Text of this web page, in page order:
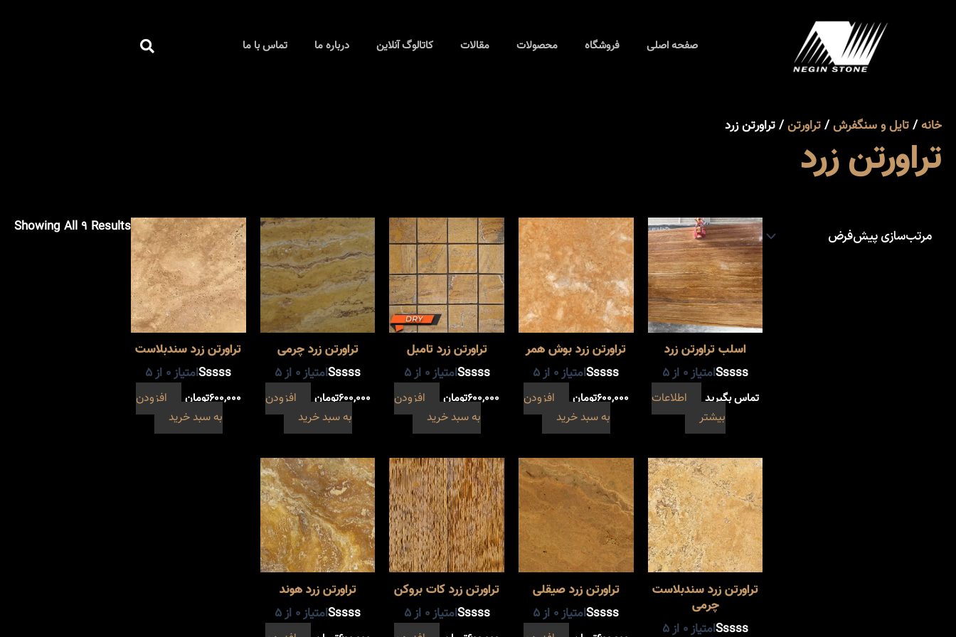
صفحه اصلی فروشگاه محصولات مقالات کاتالوگ آنلاین درباره ما تماس با ما جستجو
کردن
خانه/تایل و سنگفرش/تراورتن/ تراورتن زرد
تراورتن زرد
Showing All 9 Results
اسلب تراورتن زرد
امتیاز0 از 5
تماس بگیرید
اطلاعات
بیشتر
تراورتن زرد بوش همر
امتیاز0 از 5
۶۰۰,۰۰۰تومان
افزودن
به سبد خرید
تراورتن زرد تامبل
امتیاز0 از 5
۶۰۰,۰۰۰تومان
افزودن
به سبد خرید
تراورتن زرد چرمی
امتیاز0 از 5
۶۰۰,۰۰۰تومان
افزودن
به سبد خرید
تراورتن زرد سندبلاست
امتیاز0 از 5
۶۰۰,۰۰۰تومان
افزودن
به سبد خرید
تراورتن زرد سندبلاست
چرمی
امتیاز0 از 5
تراورتن زرد صیقلی
امتیاز0 از 5
تراورتن زرد کات بروکن
امتیاز0 از 5
تراورتن زرد هوند
امتیاز0 از 5